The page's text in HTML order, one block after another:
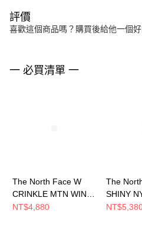
評價
喜歡這個商品嗎？購買後給他一個
一 必買清單 一
The North Face W
CRINKLE MTN WIND
JACKET? - AP 女 風衣
NT$4,880
The
SHINY
JACKET